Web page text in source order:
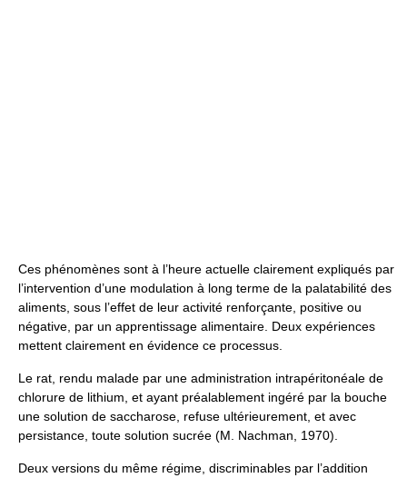
Ces phénomènes sont à l’heure actuelle clairement expliqués par
l’intervention d’une modulation à long terme de la palatabilité des
aliments, sous l’effet de leur activité renforçante, positive ou
négative, par un apprentissage alimentaire. Deux expériences
mettent clairement en évidence ce processus.
Le rat, rendu malade par une administration intrapéritonéale de
chlorure de lithium, et ayant préalablement ingéré par la bouche
une solution de saccharose, refuse ultérieurement, et avec
persistance, toute solution sucrée (M. Nachman, 1970).
Deux versions du même régime, discriminables par l’addition